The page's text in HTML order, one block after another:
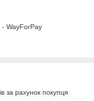
WayForPay
за рахунок покупця